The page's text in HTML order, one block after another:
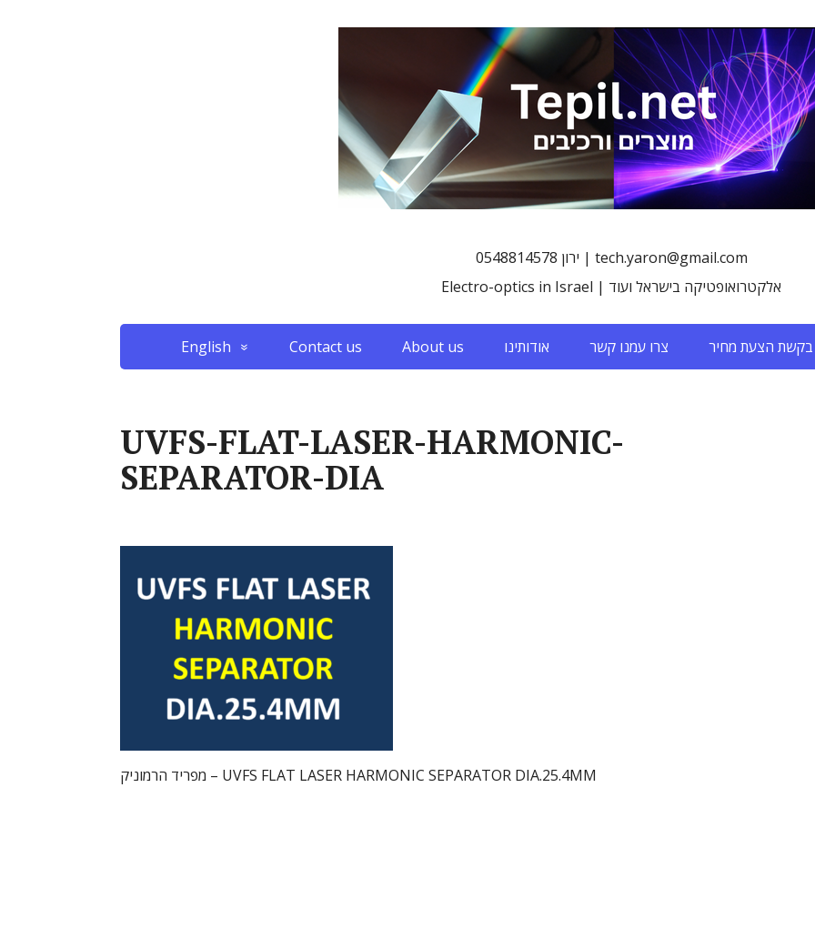
0548814578 ירון | tech.yaron@gmail.com
Electro-optics in Israel | אלקטרואופטיקה בישראל ועוד
English Contact us About us אודותינו צרו עמנו קשר בקשת הצעת מחיר
UVFS-FLAT-LASER-HARMONIC-
SEPARATOR-DIA
מפריד הרמוניק – UVFS FLAT LASER HARMONIC SEPARATOR DIA.25.4MM